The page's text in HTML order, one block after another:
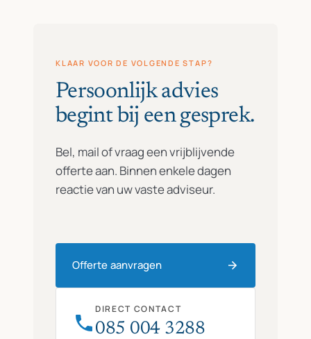
KLAAR VOOR DE VOLGENDE STAP?
Persoonlijk advies
begint bij een gesprek.
Bel, mail of vraag een vrijblijvende
offerte aan. Binnen enkele dagen
reactie van uw vaste adviseur.
Offerte aanvragen
DIRECT CONTACT
085 004 3288